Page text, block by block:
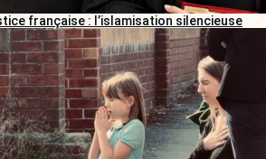
française : l’islamisation silencieuse